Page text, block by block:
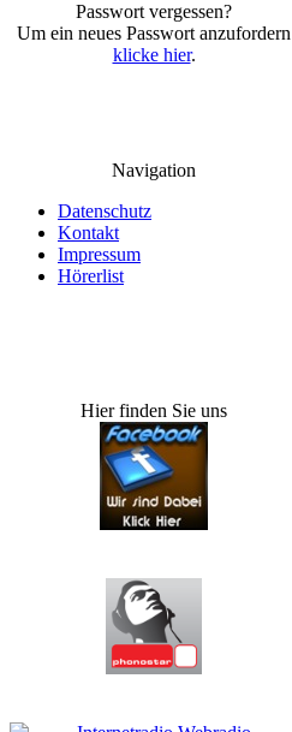
Passwort vergessen?
Um ein neues Passwort anzufordern
klicke hier.
Navigation
Datenschutz
Kontakt
Impressum
Hörerlist
Hier finden Sie uns